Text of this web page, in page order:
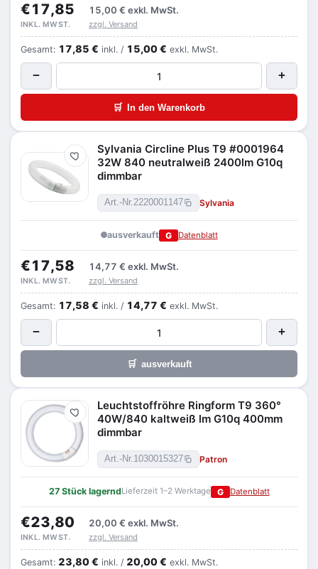
€17,85 15,00 € exkl. MwSt.
INKL. MWST. zzgl. Versand
Gesamt: 17,85 € inkl. / 15,00 € exkl. MwSt.
− +
🛒 In den Warenkorb
Merken
Sylvania Circline Plus T9 #0001964
32W 840 neutralweiß 2400lm G10q
dimmbar
Art.-Nr.2220001147 Sylvania
ausverkauft G Datenblatt
€17,58 14,77 € exkl. MwSt.
INKL. MWST. zzgl. Versand
Gesamt: 17,58 € inkl. / 14,77 € exkl. MwSt.
− +
🛒 ausverkauft
Merken
Leuchtstoffröhre Ringform T9 360°
40W/840 kaltweiß lm G10q 400mm
dimmbar
Art.-Nr.1030015327 Patron
27 Stück lagerndLieferzeit 1–2 Werktage G Datenblatt
€23,80 20,00 € exkl. MwSt.
INKL. MWST. zzgl. Versand
Gesamt: 23,80 € inkl. / 20,00 € exkl. MwSt.